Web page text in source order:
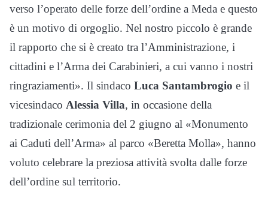
verso l’operato delle forze dell’ordine a Meda e questo
è un motivo di orgoglio. Nel nostro piccolo è grande
il rapporto che si è creato tra l’Amministrazione, i
cittadini e l’Arma dei Carabinieri, a cui vanno i nostri
ringraziamenti». Il sindaco Luca Santambrogio e il
vicesindaco Alessia Villa, in occasione della
tradizionale cerimonia del 2 giugno al «Monumento
ai Caduti dell’Arma» al parco «Beretta Molla», hanno
voluto celebrare la preziosa attività svolta dalle forze
dell’ordine sul territorio.